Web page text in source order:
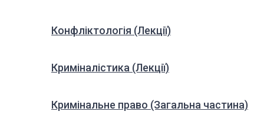
Конфліктологія (Лекції)
Криміналістика (Лекції)
Кримінальне право (Загальна частина)